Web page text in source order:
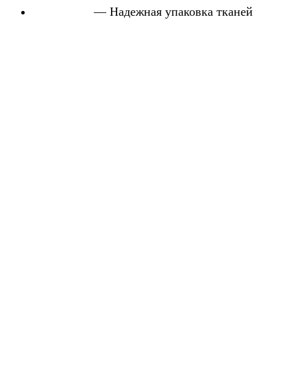
— Надежная упаковка тканей